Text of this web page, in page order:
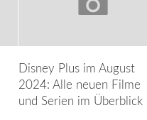
Disney Plus im August
2024: Alle neuen Filme
und Serien im Überblick